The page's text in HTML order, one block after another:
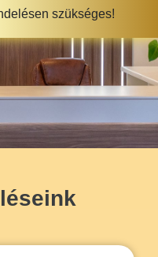
szükséges!